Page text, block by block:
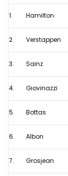
een
van
de
coureurs
tijdens
eerste
1. Hamilton
2. Verstappen
3. Sainz
4. Giovinazzi
5. Bottas
6. Albon
7. Grosjean